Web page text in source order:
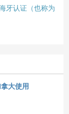
牙认证（也称为
大使用